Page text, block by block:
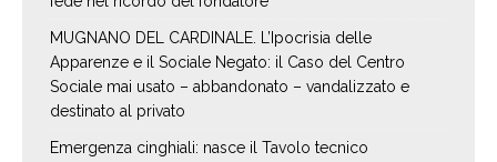
MUGNANO DEL CARDINALE. L’Ipocrisia delle
Apparenze e il Sociale Negato: il Caso del Centro
Sociale mai usato – abbandonato – vandalizzato e
destinato al privato
Emergenza cinghiali: nasce il Tavolo tecnico